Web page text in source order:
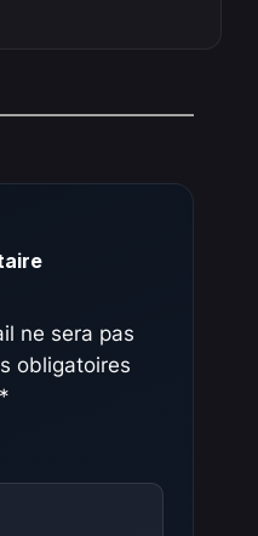
ne sera pas
obligatoires
*